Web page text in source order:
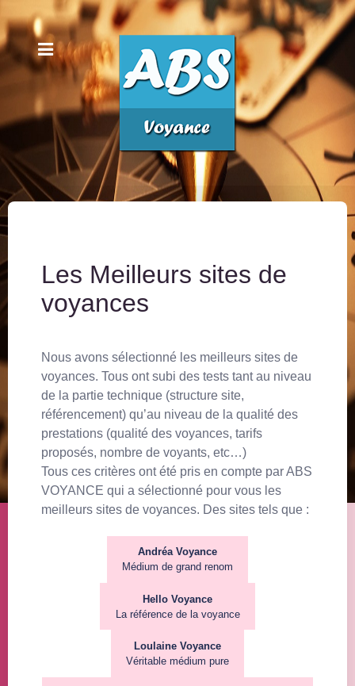
Les Meilleurs sites de
voyances
Nous avons sélectionné les meilleurs sites de
voyances. Tous ont subi des tests tant au niveau
de la partie technique (structure site,
référencement) qu’au niveau de la qualité des
prestations (qualité des voyances, tarifs
proposés, nombre de voyants, etc…)
Tous ces critères ont été pris en compte par ABS
VOYANCE qui a sélectionné pour vous les
meilleurs sites de voyances. Des sites tels que :
Andréa Voyance
Médium de grand renom
Hello Voyance
La référence de la voyance
Loulaine Voyance
Véritable médium pure